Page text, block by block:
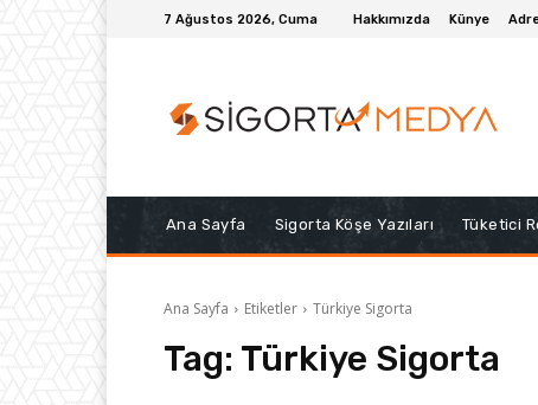
7 Ağustos 2026, Cuma Hakkımızda Künye
Ana Sayfa Sigorta Köşe Yazıları Tüketici
Ana Sayfa Etiketler Türkiye Sigorta
Tag: Türkiye Sigorta